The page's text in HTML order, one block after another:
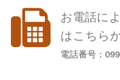
お電話に
はこちら
電話番号：